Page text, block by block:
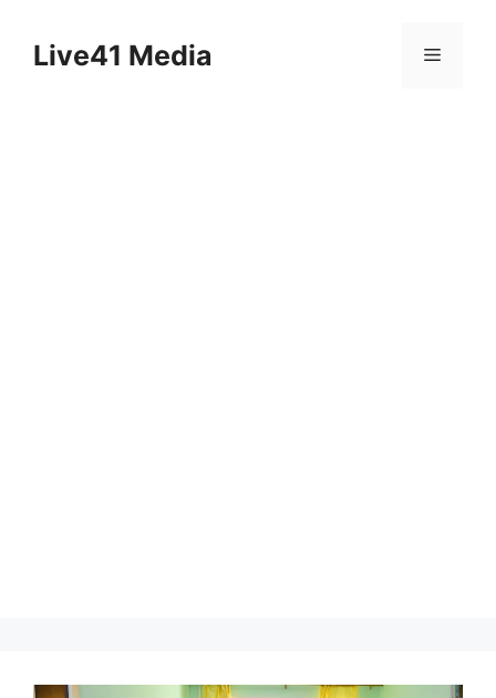
contentLive41 Media Menu